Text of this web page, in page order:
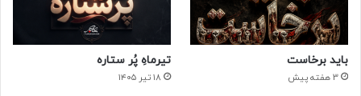
باید برخاست
3 هفته پیش
تیرماهِ پُر ستاره
۱۸ تیر ۱۴۰۵